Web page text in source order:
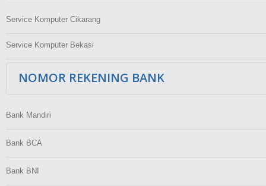
Service Komputer Cikarang
Service Komputer Bekasi
NOMOR REKENING BANK
Bank Mandiri
Bank BCA
Bank BNI